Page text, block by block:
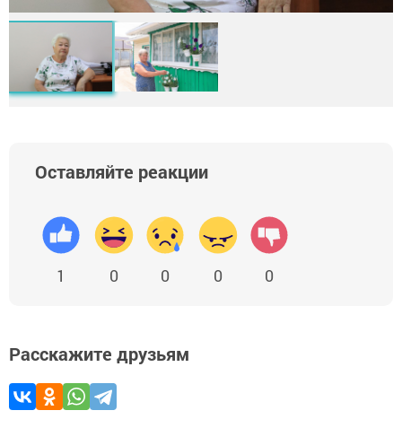
Оставляйте реакции
1 0 0 0 0
Расскажите друзьям